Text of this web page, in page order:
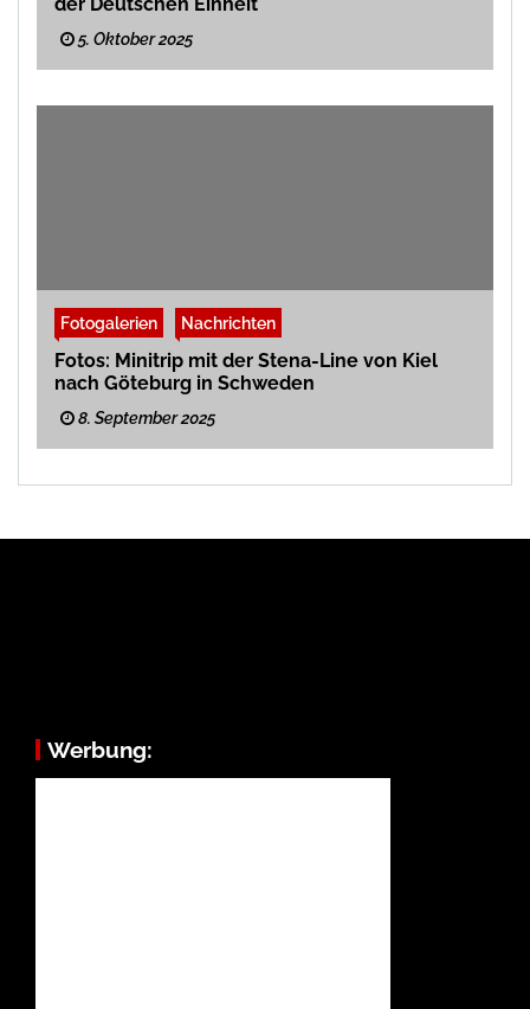
der Deutschen Einheit
5. Oktober 2025
Fotogalerien Nachrichten
Fotos: Minitrip mit der Stena-Line von Kiel
nach Göteburg in Schweden
8. September 2025
Werbung: